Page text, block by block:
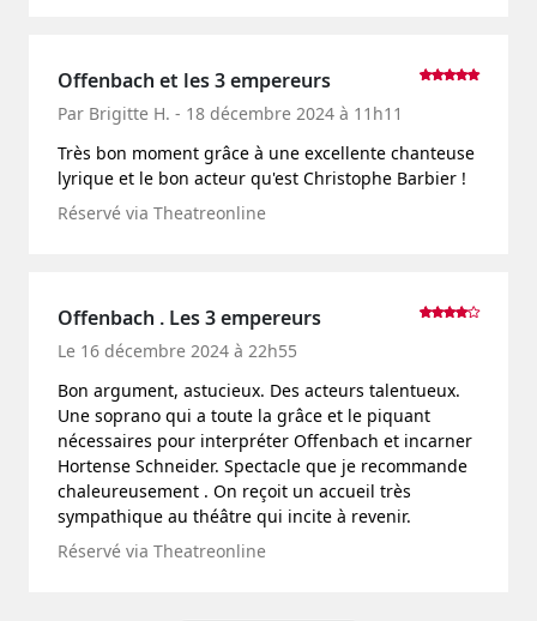
Offenbach et les 3 empereurs
Par Brigitte H. - 18 décembre 2024 à 11h11
Très bon moment grâce à une excellente chanteuse
lyrique et le bon acteur qu'est Christophe Barbier !
Réservé via Theatreonline
Offenbach . Les 3 empereurs
Le 16 décembre 2024 à 22h55
Bon argument, astucieux. Des acteurs talentueux.
Une soprano qui a toute la grâce et le piquant
nécessaires pour interpréter Offenbach et incarner
Hortense Schneider. Spectacle que je recommande
chaleureusement . On reçoit un accueil très
sympathique au théâtre qui incite à revenir.
Réservé via Theatreonline